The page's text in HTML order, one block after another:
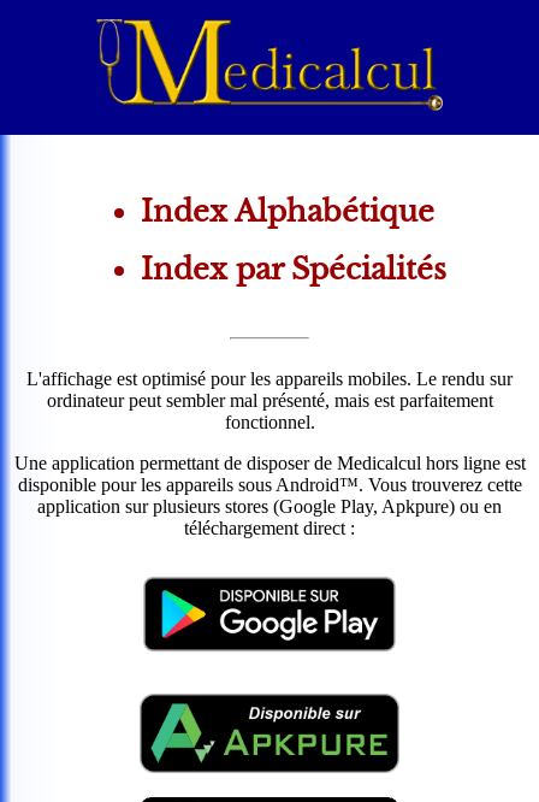
Index Alphabétique
Index par Spécialités
L'affichage est optimisé pour les appareils mobiles. Le rendu sur
ordinateur peut sembler mal présenté, mais est parfaitement
fonctionnel.
Une application permettant de disposer de Medicalcul hors ligne est
disponible pour les appareils sous Android™. Vous trouverez cette
application sur plusieurs stores (Google Play, Apkpure) ou en
téléchargement direct :